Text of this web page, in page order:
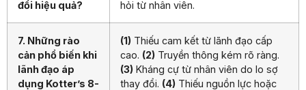
đổi hiệu quả?
hỏi từ nhân viên.
7. Những rào
cản phổ biến khi
lãnh đạo áp
dụng Kotter’s 8-
(1) Thiếu cam kết từ lãnh đạo cấp
cao. (2) Truyền thông kém rõ ràng.
(3) Kháng cự từ nhân viên do lo sợ
thay đổi. (4) Thiếu nguồn lực hoặc